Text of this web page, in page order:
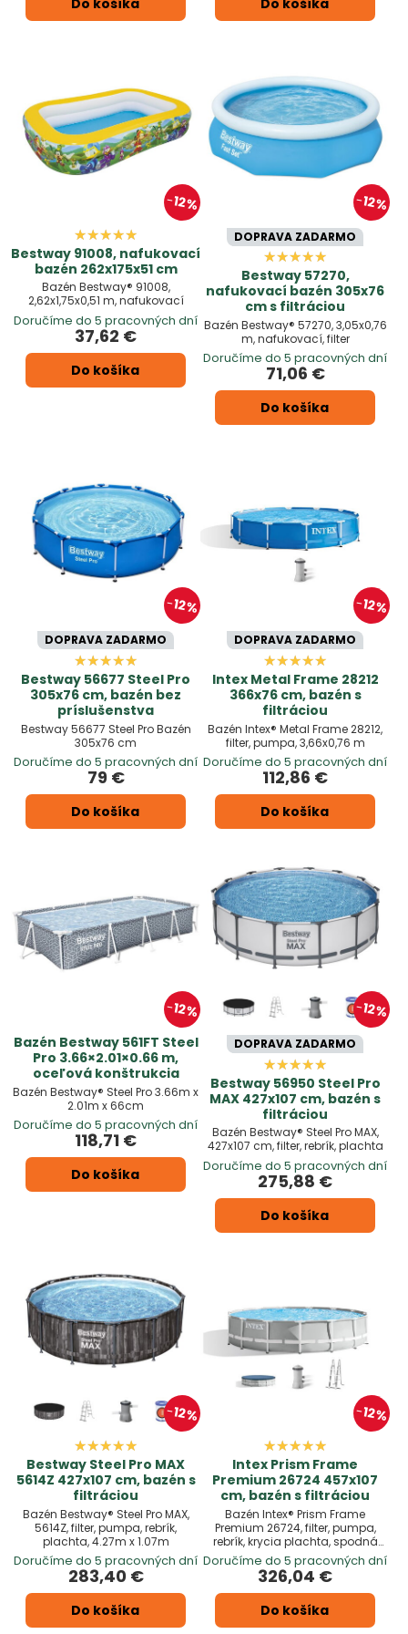
Do košíka Do košíka
12%
Bestway 91008, nafukovací
bazén 262x175x51 cm
Bazén Bestway® 91008,
2,62x1,75x0,51 m, nafukovací
Doručíme do 5 pracovných dní
37,62 €
Do košíka
12%
DOPRAVA ZADARMO
Bestway 57270,
nafukovací bazén 305x76
cm s filtráciou
Bazén Bestway® 57270, 3,05x0,76
m, nafukovací, filter
Doručíme do 5 pracovných dní
71,06 €
Do košíka
12%
DOPRAVA ZADARMO
Bestway 56677 Steel Pro
305x76 cm, bazén bez
príslušenstva
Bestway 56677 Steel Pro Bazén
305x76 cm
Doručíme do 5 pracovných dní
79 €
Do košíka
12%
DOPRAVA ZADARMO
Intex Metal Frame 28212
366x76 cm, bazén s
filtráciou
Bazén Intex® Metal Frame 28212,
filter, pumpa, 3,66x0,76 m
Doručíme do 5 pracovných dní
112,86 €
Do košíka
12%
Bazén Bestway 561FT Steel
Pro 3.66×2.01×0.66 m,
oceľová konštrukcia
Bazén Bestway® Steel Pro 3.66m x
2.01m x 66cm
Doručíme do 5 pracovných dní
118,71 €
Do košíka
12%
DOPRAVA ZADARMO
Bestway 56950 Steel Pro
MAX 427x107 cm, bazén s
filtráciou
Bazén Bestway® Steel Pro MAX,
427x107 cm, filter, rebrík, plachta
Doručíme do 5 pracovných dní
275,88 €
Do košíka
12%
Bestway Steel Pro MAX
5614Z 427x107 cm, bazén s
filtráciou
Bazén Bestway® Steel Pro MAX,
5614Z, filter, pumpa, rebrík,
plachta, 4.27m x 1.07m
Doručíme do 5 pracovných dní
283,40 €
Do košíka
12%
Intex Prism Frame
Premium 26724 457x107
cm, bazén s filtráciou
Bazén Intex® Prism Frame
Premium 26724, filter, pumpa,
rebrík, krycia plachta, spodná
plachta, 4,57x1,07 m
Doručíme do 5 pracovných dní
326,04 €
Do košíka